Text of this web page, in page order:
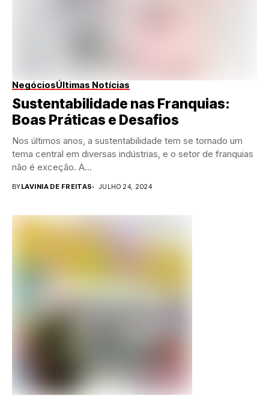
NegóciosÚltimas Notícias
Sustentabilidade nas Franquias:
Boas Práticas e Desafios
Nos últimos anos, a sustentabilidade tem se tornado um
tema central em diversas indústrias, e o setor de franquias
não é exceção. A...
BYLAVINIA DE FREITAS JULHO 24, 2024